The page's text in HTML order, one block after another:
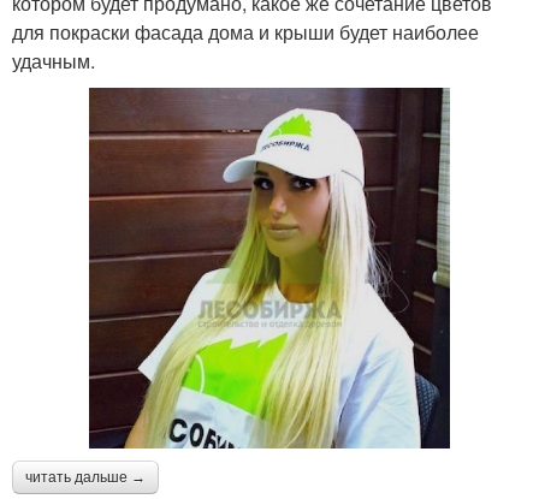
для покраски фасада дома и крыши будет наиболее
удачным.
читать дальше →